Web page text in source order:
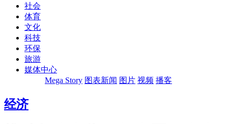
社会
体育
文化
科技
环保
旅游
媒体中心
Mega Story 图表新闻 图片 视频 播客
经济